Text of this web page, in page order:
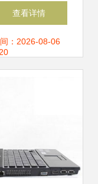
有哪些
查看详情
：2026-08-06